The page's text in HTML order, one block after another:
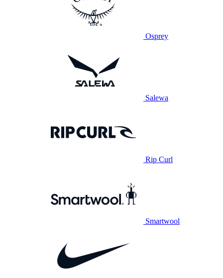
Osprey
Salewa
Rip Curl
Smartwool